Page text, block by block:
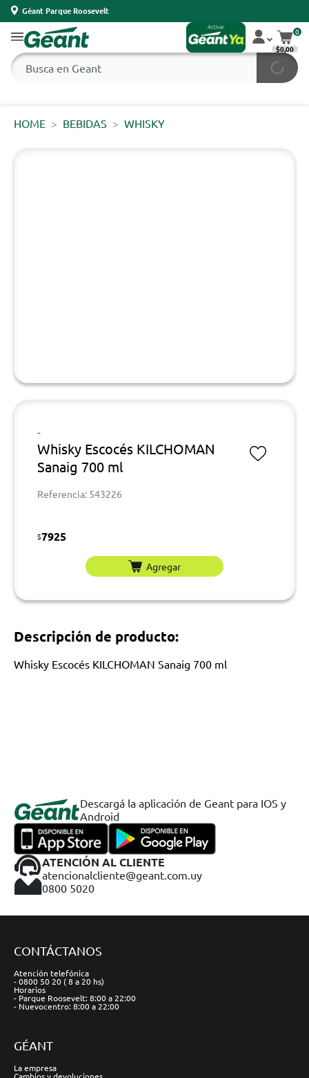
Géant Parque Roosevelt
0
$0,00
HOME BEBIDAS WHISKY
-
Whisky Escocés KILCHOMAN
Sanaig 700 ml
Referencia: 543226
$7925
Agregar
Descripción de producto:
Whisky Escocés KILCHOMAN Sanaig 700 ml
Descargá la aplicación de Geant para IOS y
Android
ATENCIÓN AL CLIENTE
atencionalcliente@geant.com.uy
0800 5020
CONTÁCTANOS
Atención telefónica
- 0800 50 20 ( 8 a 20 hs)
Horarios
- Parque Roosevelt: 8:00 a 22:00
- Nuevocentro: 8:00 a 22:00
GÉANT
La empresa